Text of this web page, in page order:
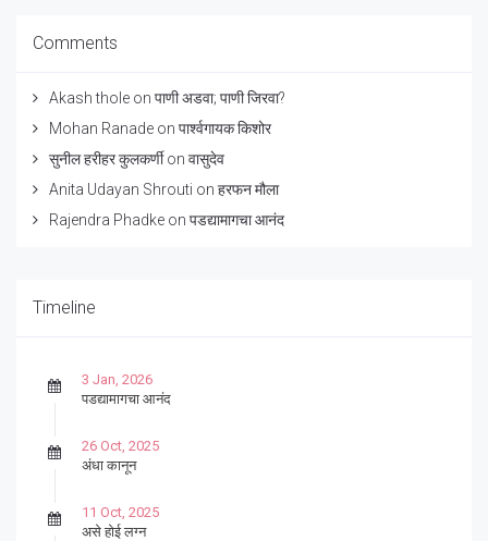
Comments
Akash thole on पाणी अडवा; पाणी जिरवा?
Mohan Ranade on पार्श्वगायक किशोर
सुनील हरीहर कुलकर्णीon वासुदेव
Anita Udayan Shrouti on हरफन मौला
Rajendra Phadke on पडद्यामागचा आनंद
Timeline
3 Jan, 2026
पडद्यामागचा आनंद
26 Oct, 2025
अंधा कानून
11 Oct, 2025
असे होई लग्न